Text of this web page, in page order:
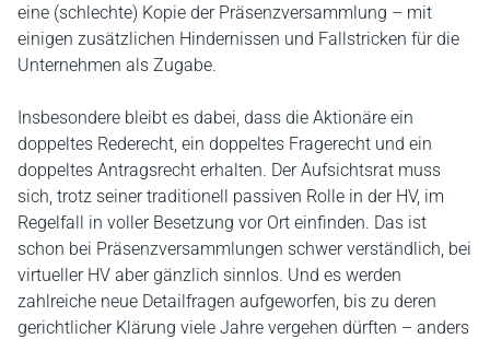
eine (schlechte) Kopie der Präsenzversammlung – mit
einigen zusätzlichen Hindernissen und Fallstricken für die
Unternehmen als Zugabe.
Insbesondere bleibt es dabei, dass die Aktionäre ein
doppeltes Rederecht, ein doppeltes Fragerecht und ein
doppeltes Antragsrecht erhalten. Der Aufsichtsrat muss
sich, trotz seiner traditionell passiven Rolle in der HV, im
Regelfall in voller Besetzung vor Ort einfinden. Das ist
schon bei Präsenzversammlungen schwer verständlich, bei
virtueller HV aber gänzlich sinnlos. Und es werden
zahlreiche neue Detailfragen aufgeworfen, bis zu deren
gerichtlicher Klärung viele Jahre vergehen dürften – anders